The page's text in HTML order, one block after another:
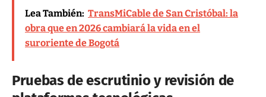
Lea También: TransMiCable de San Cristóbal: la
obra que en 2026 cambiará la vida en el
suroriente de Bogotá
Pruebas de escrutinio y revisión de